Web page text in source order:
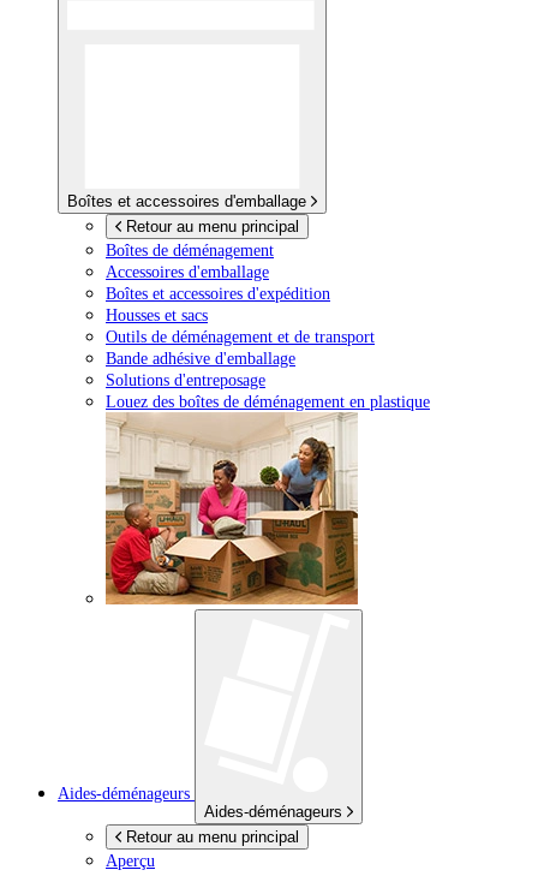
Boîtes et accessoires d'emballage
Retour au menu principal
Boîtes de déménagement
Accessoires d'emballage
Boîtes et accessoires d'expédition
Housses et sacs
Outils de déménagement et de transport
Bande adhésive d'emballage
Solutions d'entreposage
Louez des boîtes de déménagement en plastique
Aides-déménageurs
Aides-déménageurs
Retour au menu principal
Aperçu